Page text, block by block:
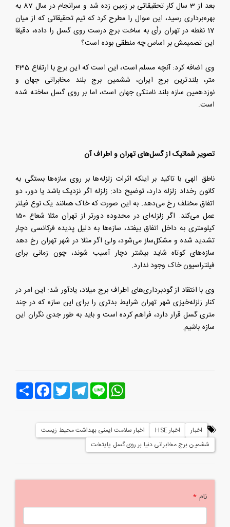
بعد از 3 سال کار تحقیقاتی بر زمین زده شد و سرانجام در سال 87 به
بهره‌برداری رسید، این سوال را مطرح کرد که تیم تحقیقاتی که از میان
17 نقطه در تهران رأی به ساخت برج درست روی گسل را داده، دقیقا
این تصمیمش بر اساس چه منطقی بوده است؟
وی اضافه کرد: آنچه مسلم است، این است که این برج با ارتفاع 435
متر، بلندترین برج ایران، ششمین برج بلند مخابراتی جهان و
نوزدهمین سازه بلند نامتکی جهان است، اما بر روی گسل ساخته شده
است.
تصویر شماتیک از گسل‌های تهران و اطراف آن
ناطق الهی با تاکید بر اینکه اثرات زلزله‌ها بر روی سازه‌ها بستگی به
کانون رخداد زلزله دارد، توضیح داد: زلزله اگر نزدیک باشد یا دور، دو
اتفاق مختلف رخ می‌دهد. به این صورت که خاک همانند یک نوع فیلتر
عمل می‌کند. اگر زلزله‌ای در محدوده دورتر از تهران مثلا شعاع 150
کیلومتری به داخل اتفاق بیفتد، سازه‌ها به دلیل پدیده فرکانسی دچار
تشدید شده و مشکل‌ساز می‌شود، ولی اگر مثلا در شهر تهران رخ دهد
سازه‌های کوتاه شاید بیشتر دچار آسیب‌ شوند، چون زمانی برای
فیلتراسیون خاک وجود ندارد.
وی با انتقاد از گودبرداری‌های اطراف برج میلاد، یادآور شد: این امر در
کنار زلزله‌خیزی شهر تهران شرایط بدتری را برای این‌ سازه که در چند
متری گسل قرار دارد، فراهم کرده است و باید به طور جدی نگران این
سازه باشیم.
اشتراک
FacebookTwitter
Telegram Line
WhatsApp
اخبار اخبار HSE
اخبار سلامت ایمنی بهداشت محیط زیست
ششمین برج مخابراتی دنیا بر روی گسل پایتخت
نام*